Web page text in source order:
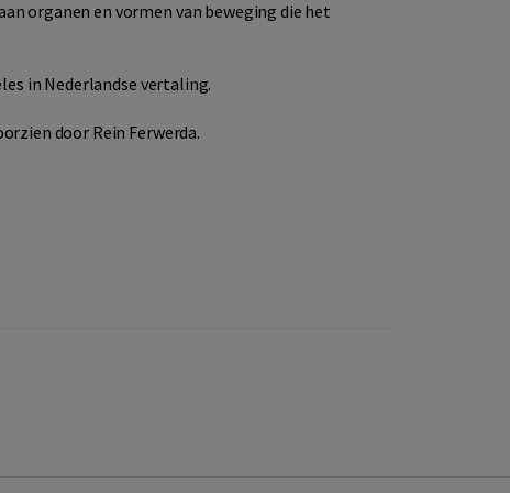
organen en vormen van beweging die het
in Nederlandse vertaling.
door Rein Ferwerda.